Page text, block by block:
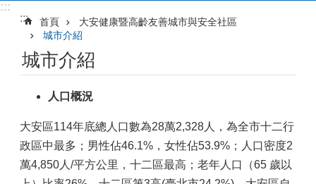
:::
:::
首頁
大安健康暨高齡友善城市與安全社區
城市介紹
城市介紹
人口概況
大安區114年底總人口數為28萬2,328人，為全市十二行
政區中最多；男性佔46.1%，女性佔53.9%；人口密度2
萬4,850人/平方公里，十二區最高；老年人口（65 歲以